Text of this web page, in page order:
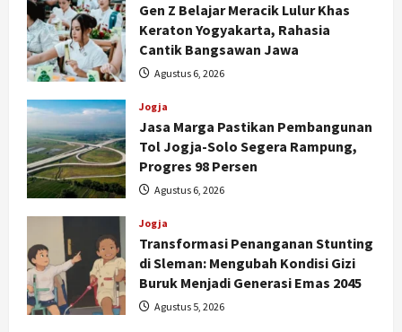
Gen Z Belajar Meracik Lulur Khas
Keraton Yogyakarta, Rahasia
Cantik Bangsawan Jawa
Agustus 6, 2026
Jogja
Jasa Marga Pastikan Pembangunan
Tol Jogja-Solo Segera Rampung,
Progres 98 Persen
Agustus 6, 2026
Jogja
Transformasi Penanganan Stunting
di Sleman: Mengubah Kondisi Gizi
Buruk Menjadi Generasi Emas 2045
Agustus 5, 2026